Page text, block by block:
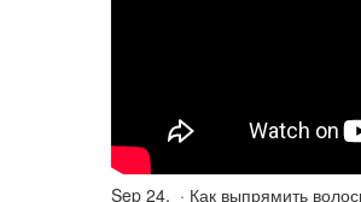
Sep 24, · Как выпрямить